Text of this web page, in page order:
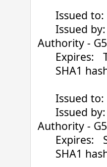
Issued to:
Issued by:
Authority - G5
Expires:
SHA1
Issued to:
Issued by:
Authority - G5
Expires:
SHA1